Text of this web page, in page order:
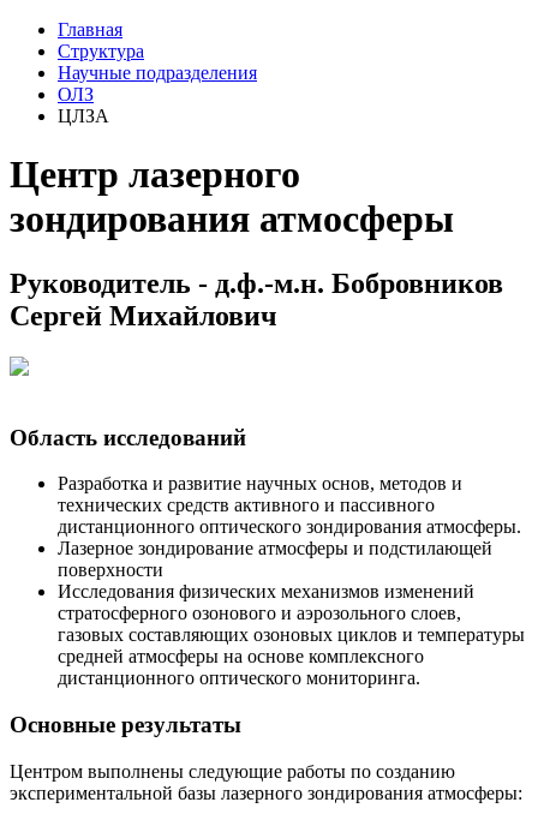
Главная
Структура
Научные подразделения
ОЛЗ
ЦЛЗА
Центр лазерного
зондирования атмосферы
Руководитель - д.ф.-м.н. Бобровников
Сергей Михайлович
Область исследований
Разработка и развитие научных основ, методов и
технических средств активного и пассивного
дистанционного оптического зондирования атмосферы.
Лазерное зондирование атмосферы и подстилающей
поверхности
Исследования физических механизмов изменений
стратосферного озонового и аэрозольного слоев,
газовых составляющих озоновых циклов и температуры
средней атмосферы на основе комплексного
дистанционного оптического мониторинга.
Основные результаты
Центром выполнены следующие работы по созданию
экспериментальной базы лазерного зондирования атмосферы: